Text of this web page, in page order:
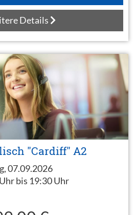
Details
"Cardiff" A2
07.09.2026
bis 19:30 Uhr